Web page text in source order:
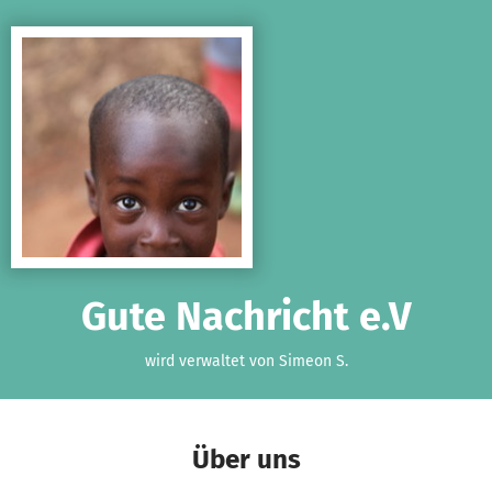
Gute Nachricht e.V
wird verwaltet von Simeon S.
Über uns